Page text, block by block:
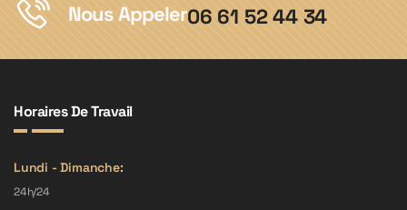
Nous Appeler06 61 52 44 34
Horaires De Travail
Lundi - Dimanche:
24h/24